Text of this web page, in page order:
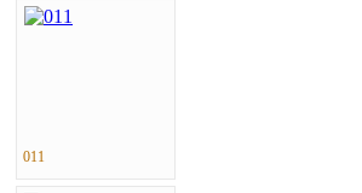
011